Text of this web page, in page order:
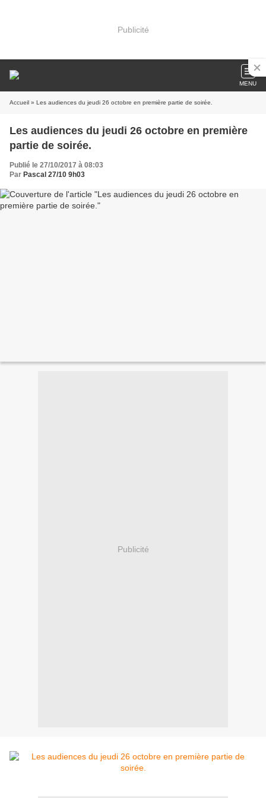
Publicité
MENU
Accueil » Les audiences du jeudi 26 octobre en première partie de soirée.
Les audiences du jeudi 26 octobre en première
partie de soirée.
Publié le 27/10/2017 à 08:03
Par Pascal 27/10 9h03
Publicité